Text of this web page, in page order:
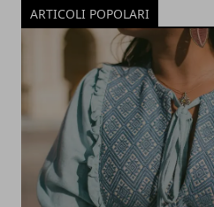
ARTICOLI POPOLARI